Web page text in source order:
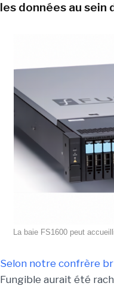
les données au
La baie FS1600 peut
Selon notre confrère
Fungible aurait été